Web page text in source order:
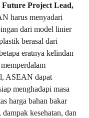
Project Lead,
harus menyadari
dari model linier
berasal dari
eratnya kelindan
ASEAN dapat
menghadapi masa
harga bahan bakar
kesehatan, dan